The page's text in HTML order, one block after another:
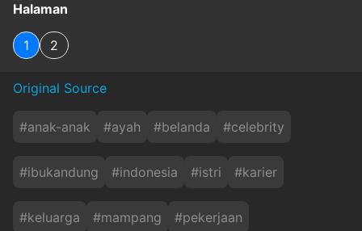
Halaman
1 2
Original Source
#anak-anak #ayah #belanda #celebrity
#ibukandung #indonesia #istri #karier
#keluarga #mampang #pekerjaan